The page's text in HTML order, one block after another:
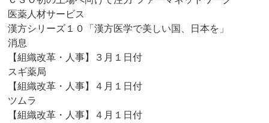
医薬人材サービス
漢方シリーズ１０「漢方医学で美しい国、日本を」
消息
【組織改革・人事】３月１日付
スギ薬局
【組織改革・人事】４月１日付
ツムラ
【組織改革・人事】４月１日付